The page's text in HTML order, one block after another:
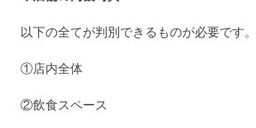
以下の全てが判別できるものが必要です。
①店内全体
②飲食スペース